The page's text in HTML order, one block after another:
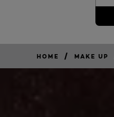
HOME / MAKE UP